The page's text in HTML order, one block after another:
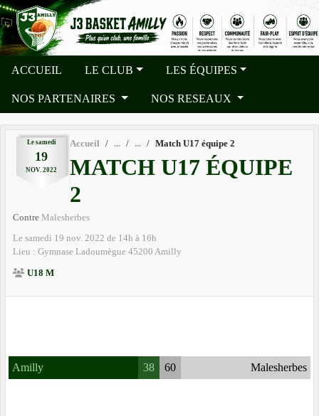
ACCUEIL LE CLUB LES ÉQUIPES
NOS PARTENAIRES NOS RESEAUX
Le samedi
19
NOV. 2022
Accueil Match U17 équipe 2
MATCH U17 ÉQUIPE
2
Contre Malesherbes
Le samedi 19 nov. 2022 de 14h à 16h
Lieu : Gymnase Ladoumègue 45200 Amilly
U18 M
Amilly 38 60 Malesherbes
Panneau de gestion des cookies